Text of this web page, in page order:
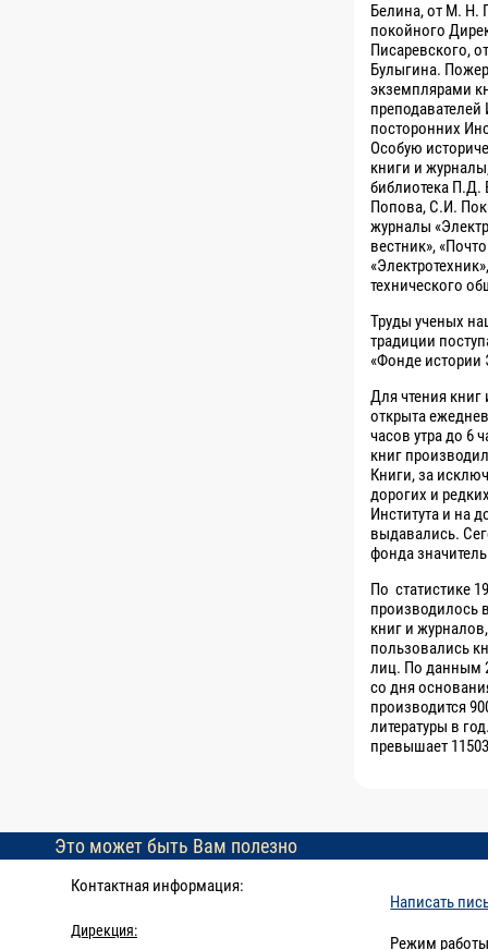
Белина, от М. Н.
покойного
Писаревского,
Булыгина.
экземплярами
преподавателей
посторонних
Особую
книги и
библиотека П.Д.
Попова, С.И.
журналы
вестник»,
технического
Труды ученых
традиции
«Фонде истории
Для чтения
открыта
часов утра до 6
книг
Книги, за
дорогих и
Института и на
выдавались.
фонда
По статистике
производилось
книг и
пользовались
лиц. По данным
со дня
производится
литературы в
превышает
Это может быть Вам полезно
Контактная информация:
Дирекция:
Написать
Режим